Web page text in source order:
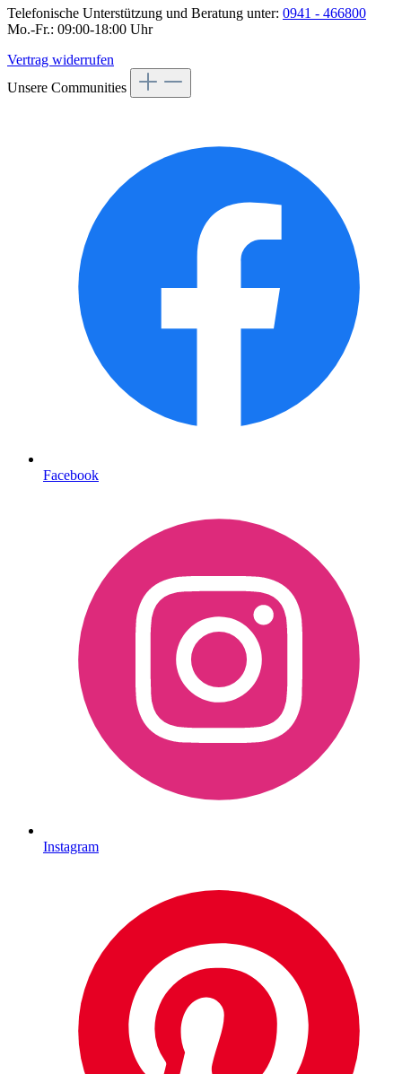
Telefonische Unterstützung und Beratung unter: 0941 - 466800
Mo.-Fr.: 09:00-18:00 Uhr
Vertrag widerrufen
Unsere Communities
Facebook
Instagram